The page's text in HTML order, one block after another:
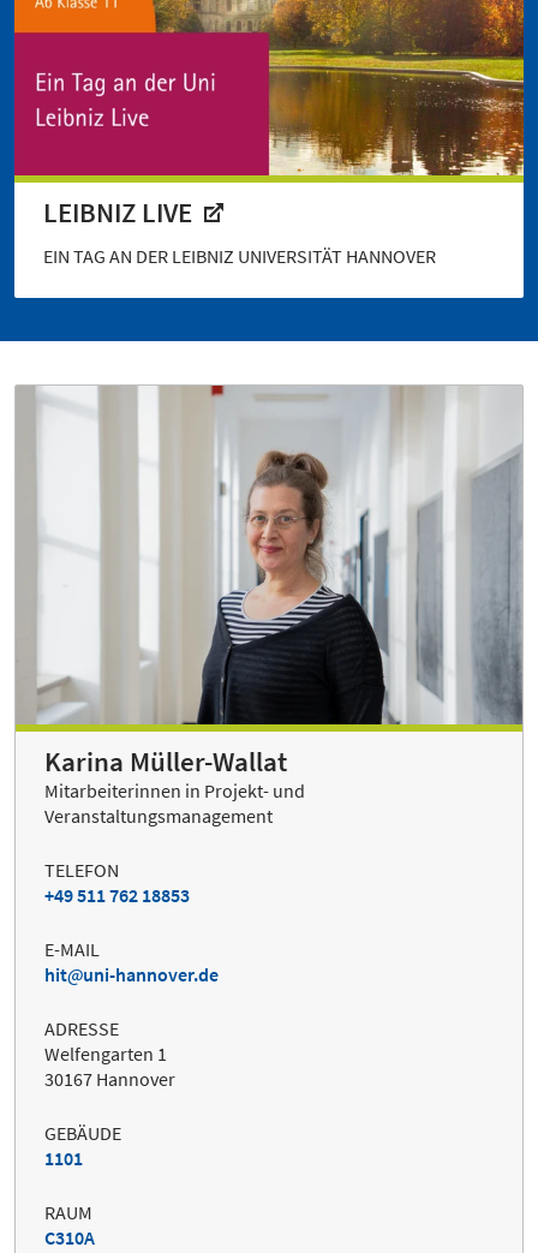
LEIBNIZ LIVE
EIN TAG AN DER LEIBNIZ UNIVERSITÄT HANNOVER
Karina Müller-Wallat
Mitarbeiterinnen in Projekt- und
Veranstaltungsmanagement
TELEFON
+49 511 762 18853
E-MAIL
hit
uni-hannover.de
ADRESSE
Welfengarten 1
30167 Hannover
GEBÄUDE
1101
RAUM
C310A